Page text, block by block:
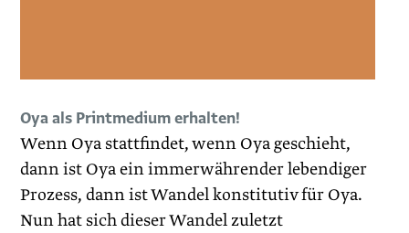
Oya als Printmedium erhalten!
Wenn Oya stattfindet, wenn Oya geschieht,
dann ist Oya ein immerwährender lebendiger
Prozess, dann ist Wandel konstitutiv für Oya.
Nun hat sich dieser Wandel zuletzt